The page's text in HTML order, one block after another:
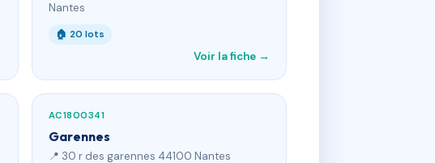
Nantes
🏠 20 lots
Voir la fiche →
AC1800341
Garennes
📍 30 r des garennes 44100 Nantes